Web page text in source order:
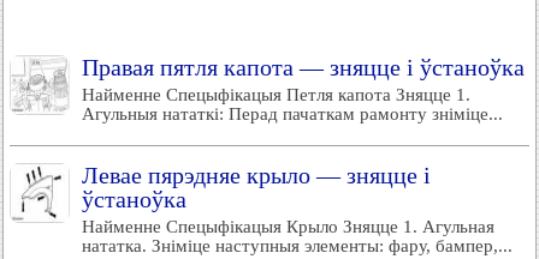
Правая пятля капота — зняцце і ўстаноўка
Найменне Спецыфікацыя Петля капота Зняцце 1.
Агульныя нататкі: Перад пачаткам рамонту зніміце...
Левае пярэдняе крыло — зняцце і
ўстаноўка
Найменне Спецыфікацыя Крыло Зняцце 1. Агульная
нататка. Зніміце наступныя элементы: фару, бампер,...